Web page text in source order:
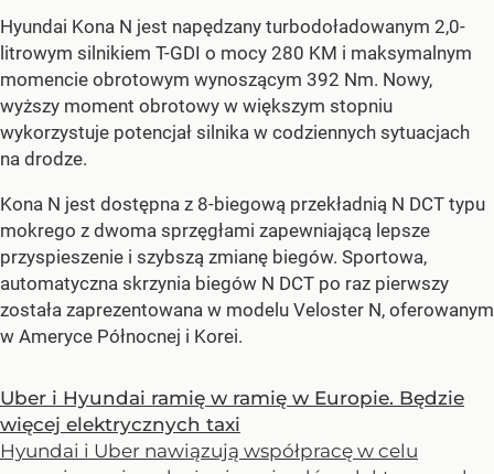
Hyundai Kona N jest napędzany turbodoładowanym 2,0-
litrowym silnikiem T-GDI o mocy 280 KM i maksymalnym
momencie obrotowym wynoszącym 392 Nm. Nowy,
wyższy moment obrotowy w większym stopniu
wykorzystuje potencjał silnika w codziennych sytuacjach
na drodze.
Kona N jest dostępna z 8-biegową przekładnią N DCT typu
mokrego z dwoma sprzęgłami zapewniającą lepsze
przyspieszenie i szybszą zmianę biegów. Sportowa,
automatyczna skrzynia biegów N DCT po raz pierwszy
została zaprezentowana w modelu Veloster N, oferowanym
w Ameryce Północnej i Korei.
Uber i Hyundai ramię w ramię w Europie. Będzie
więcej elektrycznych taxi
Hyundai i Uber nawiązują współpracę w celu